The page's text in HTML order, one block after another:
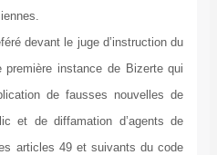
devant le juge d’instruction du
première instance de Bizerte qui
de fausses nouvelles de
et de diffamation d’agents de
articles 49 et suivants du code